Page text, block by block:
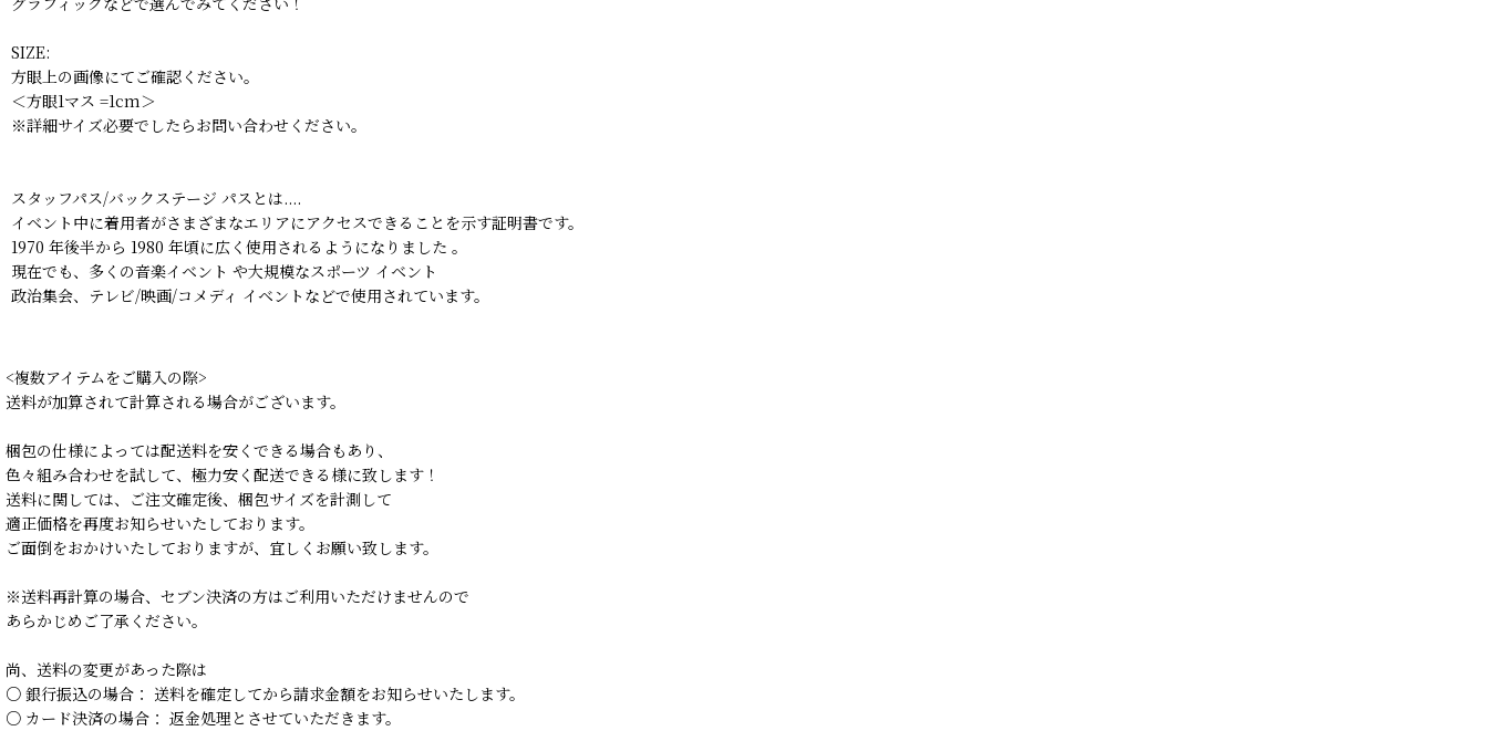
SIZE:
方眼上の画像にてご確認ください。
＜方眼1マス =1cm＞
※詳細サイズ必要でしたらお問い合わせください。
スタッフパス/バックステージ パスとは....
イベント中に着用者がさまざまなエリアにアクセスできることを示す証明書です。
1970 年後半から 1980 年頃に広く使用されるようになりました 。
現在でも、多くの音楽イベント や大規模なスポーツ イベント
政治集会、テレビ/映画/コメディ イベントなどで使用されています。
<複数アイテムをご購入の際>
送料が加算されて計算される場合がございます。
梱包の仕様によっては配送料を安くできる場合もあり、
色々組み合わせを試して、極力安く配送できる様に致します！
送料に関しては、ご注文確定後、梱包サイズを計測して
適正価格を再度お知らせいたしております。
ご面倒をおかけいたしておりますが、宜しくお願い致します。
※送料再計算の場合、セブン決済の方はご利用いただけませんので
あらかじめご了承ください。
尚、送料の変更があった際は
○ 銀行振込の場合： 送料を確定してから請求金額をお知らせいたします。
○ カード決済の場合： 返金処理とさせていただきます。